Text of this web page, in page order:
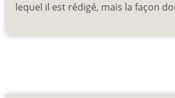
lequel il est rédigé, mais la façon